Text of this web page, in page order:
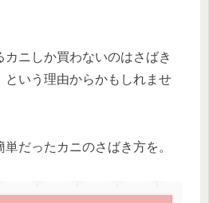
ニしか買わないのはさばき
という理由からかもしれませ
だったカニのさばき方を。